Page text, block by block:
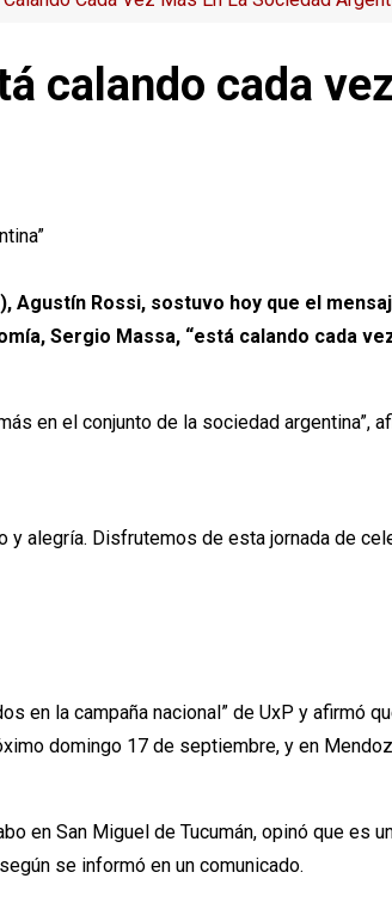
calando cada
Agustín Rossi, sostuvo hoy que el
Sergio Massa, “está calando cada
en el conjunto de la sociedad argentina”,
y alegría. Disfrutemos de esta jornada de
en la campaña nacional” de UxP y afirmó
domingo 17 de septiembre, y en
en San Miguel de Tucumán, opinó que es
se informó en un comunicado.